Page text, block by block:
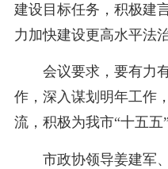
建设目标任务，积极建
力加快建设更高水平法
会议要求，要有力
作，深入谋划明年工作
流，积极为我市“十五五
市政协领导姜建军